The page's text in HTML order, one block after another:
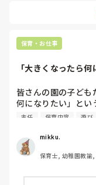
保育・お仕事
「大きくなったら
皆さんの園の子ども
何になりたい」とい
ますか⁇
「ほいくえんのせ
言ってくれる女児も
＾＾
主任 保育内容 遊び
mikku.
保育士, 幼稚園教諭